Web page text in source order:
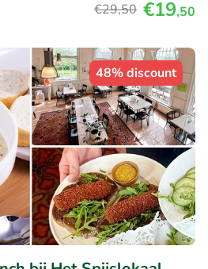
€29,50 €19,50
48% discount